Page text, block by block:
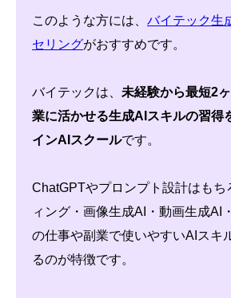
このような方には、 バイテック生
セリングがおすすめです。
バイテックは、 未経験から最短2
業に活かせる生成AIスキルの習得
インAIスクールです。
ChatGPTやプロンプト設計はもち
ィング・画像生成AI・動画生成AI
の仕事や副業で使いやすいAIスキ
るのが特徴です。